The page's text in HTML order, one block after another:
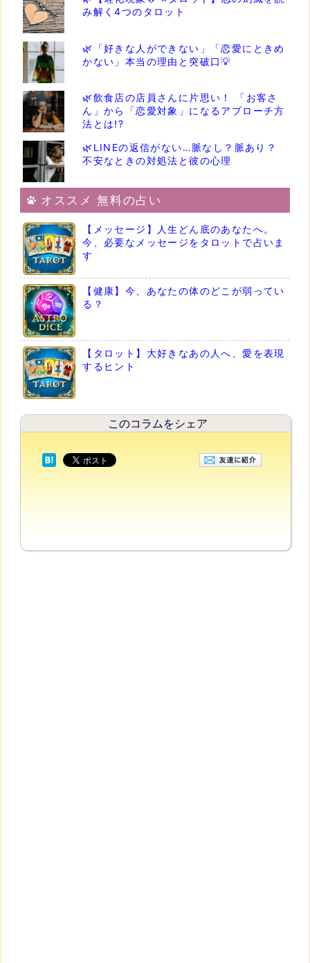
み解く4つのタロット
🌿「好きな人ができない」「恋愛にときめ
かない」本当の理由と突破口💡
🌿飲食店の店員さんに片思い！ 「お客さ
ん」から「恋愛対象」になるアプローチ方
法とは!?
🌿LINEの返信がない…脈なし？脈あり？
不安なときの対処法と彼の心理
オススメ 無料の占い
【メッセージ】人生どん底のあなたへ。
今、必要なメッセージをタロットで占いま
す
【健康】今、あなたの体のどこが弱ってい
る？
【タロット】大好きなあの人へ、愛を表現
するヒント
このコラムをシェア